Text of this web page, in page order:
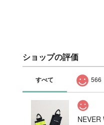
ショップの評価
すべて 566
NEVER